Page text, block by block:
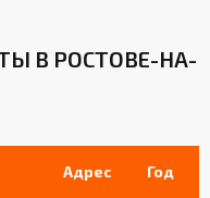
В РОСТОВЕ-НА-
Адрес Год